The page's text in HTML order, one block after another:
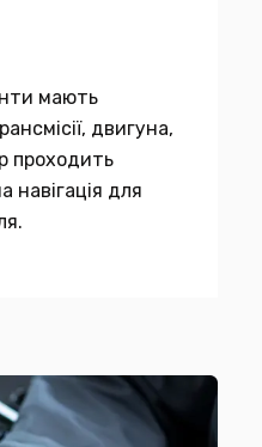
мають
двигуна,
проходить
навігація для